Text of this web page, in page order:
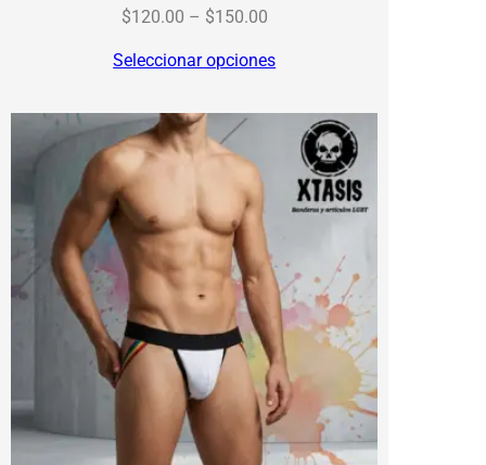
$120.00 – $150.00Price
$120.00
$150.00
Seleccionar opciones